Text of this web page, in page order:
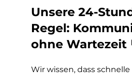
Unsere 24-
Regel:
ohne Wartezeit
Wir wissen, dass schnelle